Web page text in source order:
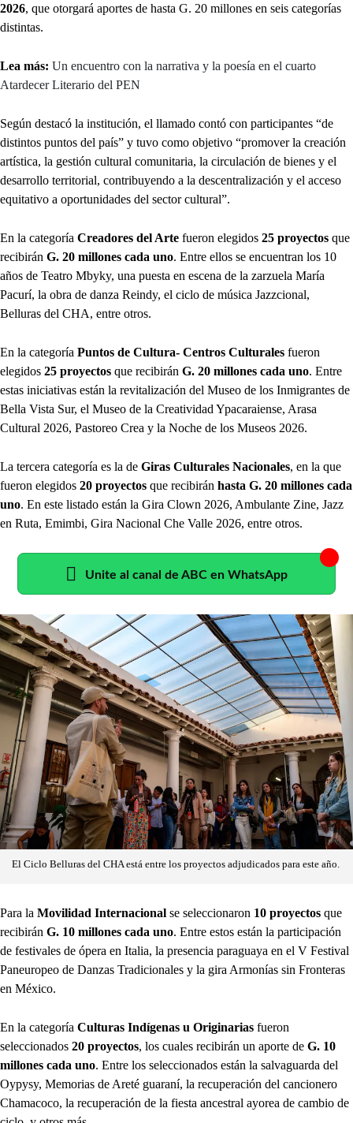
2026, que otorgará aportes de hasta G. 20 millones en seis categorías
distintas.
Lea más: Un encuentro con la narrativa y la poesía en el cuarto
Atardecer Literario del PEN
Según destacó la institución, el llamado contó con participantes “de
distintos puntos del país” y tuvo como objetivo “promover la creación
artística, la gestión cultural comunitaria, la circulación de bienes y el
desarrollo territorial, contribuyendo a la descentralización y el acceso
equitativo a oportunidades del sector cultural”.
En la categoría Creadores del Arte fueron elegidos 25 proyectos que
recibirán G. 20 millones cada uno. Entre ellos se encuentran los 10
años de Teatro Mbyky, una puesta en escena de la zarzuela María
Pacurí, la obra de danza Reindy, el ciclo de música Jazzcional,
Belluras del CHA, entre otros.
En la categoría Puntos de Cultura- Centros Culturales fueron
elegidos 25 proyectos que recibirán G. 20 millones cada uno. Entre
estas iniciativas están la revitalización del Museo de los Inmigrantes de
Bella Vista Sur, el Museo de la Creatividad Ypacaraiense, Arasa
Cultural 2026, Pastoreo Crea y la Noche de los Museos 2026.
La tercera categoría es la de Giras Culturales Nacionales, en la que
fueron elegidos 20 proyectos que recibirán hasta G. 20 millones cada
uno. En este listado están la Gira Clown 2026, Ambulante Zine, Jazz
en Ruta, Emimbi, Gira Nacional Che Valle 2026, entre otros.
Unite al canal de ABC en WhatsApp
El Ciclo Belluras del CHA está entre los proyectos adjudicados para este año.
Para la Movilidad Internacional se seleccionaron 10 proyectos que
recibirán G. 10 millones cada uno. Entre estos están la participación
de festivales de ópera en Italia, la presencia paraguaya en el V Festival
Paneuropeo de Danzas Tradicionales y la gira Armonías sin Fronteras
en México.
En la categoría Culturas Indígenas u Originarias fueron
seleccionados 20 proyectos, los cuales recibirán un aporte de G. 10
millones cada uno. Entre los seleccionados están la salvaguarda del
Oypysy, Memorias de Areté guaraní, la recuperación del cancionero
Chamacoco, la recuperación de la fiesta ancestral ayorea de cambio de